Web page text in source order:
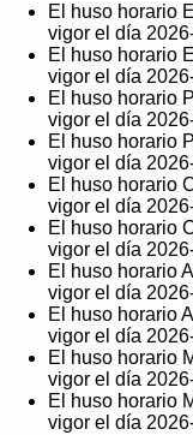
El huso horario
vigor el día
El huso horario
vigor el día
El huso horario
vigor el día
El huso horario
vigor el día
El huso horario
vigor el día
El huso horario
vigor el día
El huso horario
vigor el día
El huso horario
vigor el día
El huso horario
vigor el día
El huso horario
vigor el día